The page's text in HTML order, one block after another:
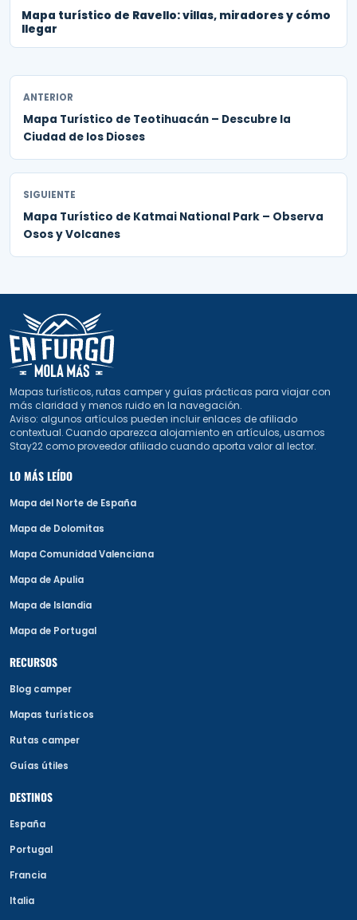
Mapa turístico de Ravello: villas, miradores y cómo
llegar
ANTERIOR
Mapa Turístico de Teotihuacán – Descubre la
Ciudad de los Dioses
SIGUIENTE
Mapa Turístico de Katmai National Park – Observa
Osos y Volcanes
Mapas turísticos, rutas camper y guías prácticas para viajar con
más claridad y menos ruido en la navegación.
Aviso: algunos artículos pueden incluir enlaces de afiliado
contextual. Cuando aparezca alojamiento en artículos, usamos
Stay22 como proveedor afiliado cuando aporta valor al lector.
LO MÁS LEÍDO
Mapa del Norte de España
Mapa de Dolomitas
Mapa Comunidad Valenciana
Mapa de Apulia
Mapa de Islandia
Mapa de Portugal
RECURSOS
Blog camper
Mapas turísticos
Rutas camper
Guías útiles
DESTINOS
España
Portugal
Francia
Italia